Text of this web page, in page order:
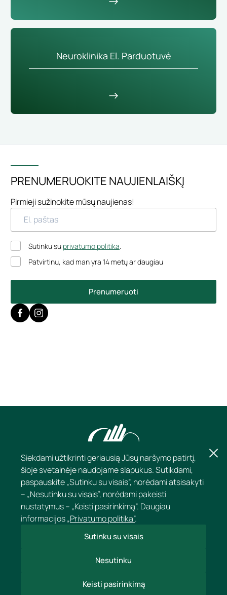
Neuroklinika El. Parduotuvė
PRENUMERUOKITE NAUJIENLAIŠKĮ
Pirmieji sužinokite mūsų naujienas!
Prenumeruoti
Sutinku su privatumo politika.
Patvirtinu, kad man yra 14 metų ar daugiau
Siekdami užtikrinti geriausią Jūsų naršymo patirtį,
šioje svetainėje naudojame slapukus. Sutikdami,
paspauskite „Sutinku su visais”, norėdami atsisakyti
– „Nesutinku su visais”, norėdami pakeisti
nustatymus – „Keisti pasirinkimą”. Daugiau
informacijos„Privatumo politika”.
Sutinku su visais
Nesutinku
Keisti pasirinkimą